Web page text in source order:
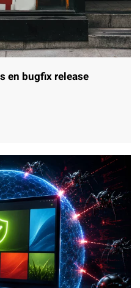
en bugfix release